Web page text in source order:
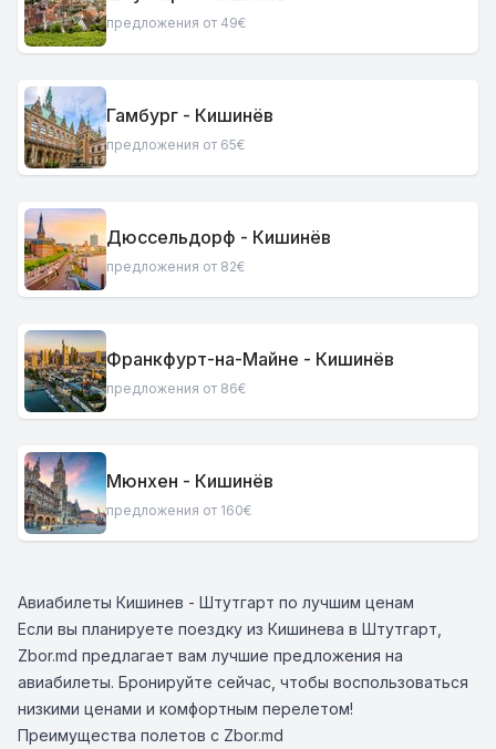
предложения от 49€
Гамбург - Кишинёв
предложения от 65€
Дюссельдорф - Кишинёв
предложения от 82€
Франкфурт-на-Майне - Кишинёв
предложения от 86€
Мюнхен - Кишинёв
предложения от 160€
Авиабилеты Кишинев - Штутгарт по лучшим ценам
Если вы планируете поездку из Кишинева в Штутгарт,
Zbor.md предлагает вам лучшие предложения на
авиабилеты. Бронируйте сейчас, чтобы воспользоваться
низкими ценами и комфортным перелетом!
Преимущества полетов с Zbor.md